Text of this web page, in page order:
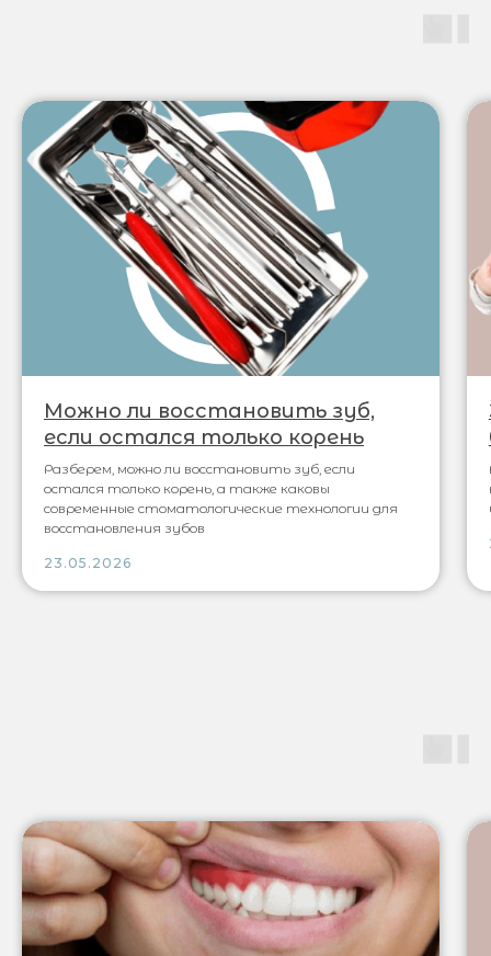
Можно ли восстановить зуб,
если остался только корень
Разберем, можно ли восстановить зуб, если
остался только корень, а также каковы
современные стоматологические технологии для
восстановления зубов
23.05.2026